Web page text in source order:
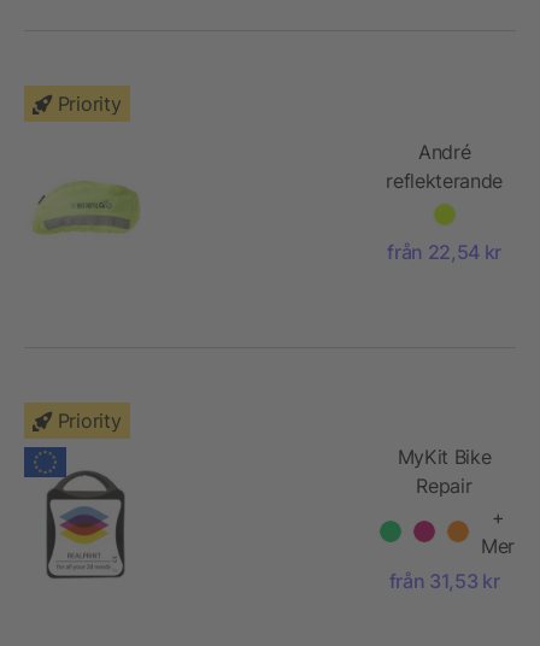
Priority
André
reflekterande
och
vattentätt
hjälmskydd
från 22,54 kr
Priority
MyKit Bike
Repair
+
Mer
från 31,53 kr